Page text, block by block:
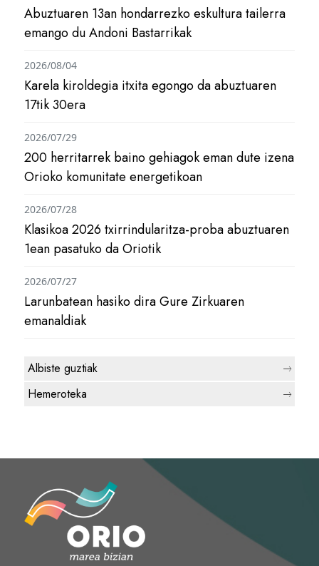
Abuztuaren 13an hondarrezko eskultura tailerra
emango du Andoni Bastarrikak
Karela kiroldegia itxita egongo da abuztuaren
17tik 30era
2026/08/04
200 herritarrek baino gehiagok eman dute izena
Orioko komunitate energetikoan
2026/07/29
Klasikoa 2026 txirrindularitza-proba abuztuaren
1ean pasatuko da Oriotik
2026/07/28
Larunbatean hasiko dira Gure Zirkuaren
emanaldiak
2026/07/27
Albiste guztiak
Hemeroteka